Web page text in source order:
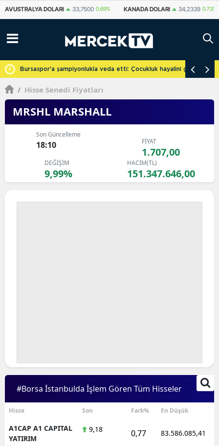
KANADA DOLARI 34,2339 0.73% İSVIÇRE FRANKI 59,1179 0.82%
Bursaspor'a şampiyonlukla veda etti: Çocukluk hayalini
/ Hisse Senedi Fiyatları
MRSHL MARSHALL
Son Güncelleme
18:10 FİYAT
1.707,00
DEĞİŞİM
9,99%
HACİM(TL)
151.347.646,00
#Borsa İstanbulda İşlem Gören Tüm Hisseler
Hisse Son Fark% En Düşük
A1CAP A1 CAPITAL
YATIRIM
9,18 0,77 83.586.085,41